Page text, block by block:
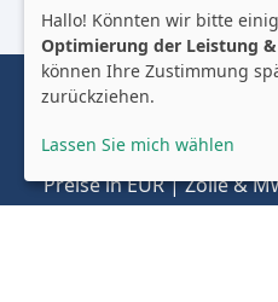
© 2025 Envelopes Ltd
Eingetragenes
Handelnd unter dem
Preise in EUR | Zölle &
Impressum
Hallo! Könnten wir bitte
Optimierung der Leistung
können Ihre Zustimmung
zurückziehen.
Lassen Sie mich wählen